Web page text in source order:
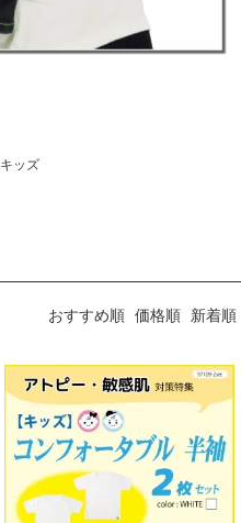
キッズ
おすすめ順 価格順 新着順